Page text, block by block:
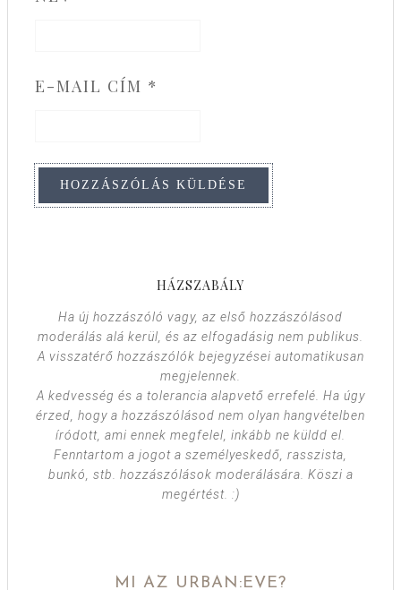
E-MAIL CÍM *
HÁZSZABÁLY
Ha új hozzászóló vagy, az első hozzászólásod
moderálás alá kerül, és az elfogadásig nem publikus.
A visszatérő hozzászólók bejegyzései automatikusan
megjelennek.
A kedvesség és a tolerancia alapvető errefelé. Ha úgy
érzed, hogy a hozzászólásod nem olyan hangvételben
íródott, ami ennek megfelel, inkább ne küldd el.
Fenntartom a jogot a személyeskedő, rasszista,
bunkó, stb. hozzászólások moderálására. Köszi a
megértést. :)
MI AZ URBAN:EVE?